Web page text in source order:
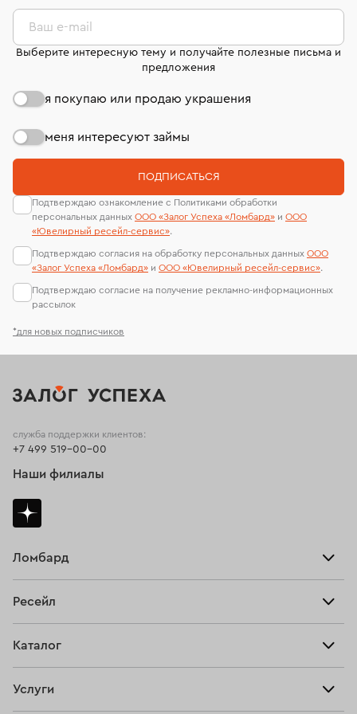
комиссионных украшений и часов смотрите на
странице«Возврат украшений»
лабораторий
*для новых подписчиков
Ваш e-mail
Выберите интересную тему и получайте полезные письма и
предложения
я покупаю или продаю украшения
меня интересуют займы
ПОДПИСАТЬСЯ
Подтверждаю ознакомление с Политиками обработки
персональных данных ООО «Залог Успеха «Ломбард» и ООО
«Ювелирный ресейл-сервиc».
Подтверждаю согласия на обработку персональных данных ООО
«Залог Успеха «Ломбард» и ООО «Ювелирный ресейл-сервиc».
Подтверждаю согласие на получение рекламно-информационных
рассылок
Ломбард
Тарифы
Ресейл
Купить
Каталог
Услуги
служба поддержки клиентов:
+7 499 519-00-00
Наши филиалы